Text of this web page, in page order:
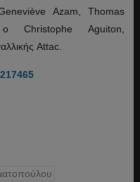
Azam, Thomas
ο Christophe Aguiton,
Attac.